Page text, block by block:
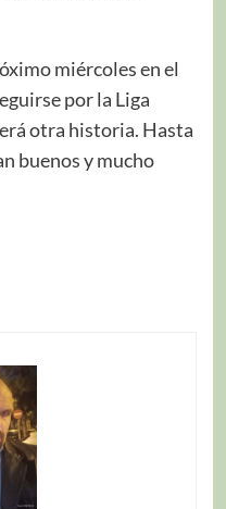
miércoles en el
por la Liga
otra historia. Hasta
buenos y mucho